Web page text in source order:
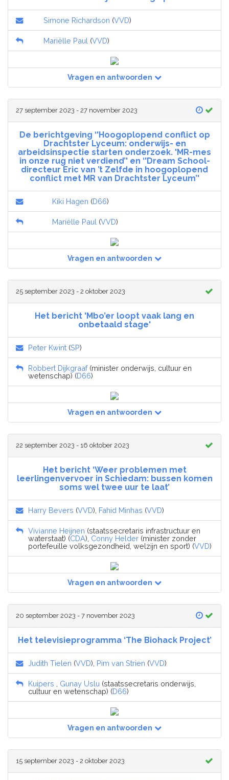
Simone Richardson (VVD)
Mariëlle Paul (VVD)
Vragen en antwoorden
27 september 2023 - 27 november 2023
De berichtgeving ‘'Hoogoplopend conflict op
Drachtster Lyceum: onderwijs- en
arbeidsinspectie starten onderzoek. 'MR-mes
in onze rug niet verdiend’' en ‘'Dream School-
directeur Eric van ’t Zelfde in hoogoplopend
conflict met MR van Drachtster Lyceum’'
Kiki Hagen (D66)
Mariëlle Paul (VVD)
Vragen en antwoorden
25 september 2023 - 2 oktober 2023
Het bericht 'Mbo’er loopt vaak lang en
onbetaald stage'
Peter Kwint (SP)
Robbert Dijkgraaf(minister onderwijs, cultuur en
wetenschap) (D66)
Vragen en antwoorden
22 september 2023 - 16 oktober 2023
Het bericht ‘Weer problemen met
leerlingenvervoer in Schiedam: bussen komen
soms wel twee uur te laat’
Harry Bevers (VVD), Fahid Minhas (VVD)
Vivianne Heijnen (staatssecretaris infrastructuur en
waterstaat) (CDA), Conny Helder (minister zonder
portefeuille volksgezondheid, welzijn en sport) (VVD)
Vragen en antwoorden
20 september 2023 - 7 november 2023
Het televisieprogramma ‘The Biohack Project’
Judith Tielen (VVD), Pim van Strien (VVD)
Kuipers Gunay Uslu (staatssecretaris onderwijs,
cultuur en wetenschap) (D66)
Vragen en antwoorden
15 september 2023 - 2 oktober 2023